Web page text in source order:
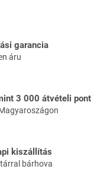
garancia
áru
3 000 átvételi pont
kiszállítás
bárhova